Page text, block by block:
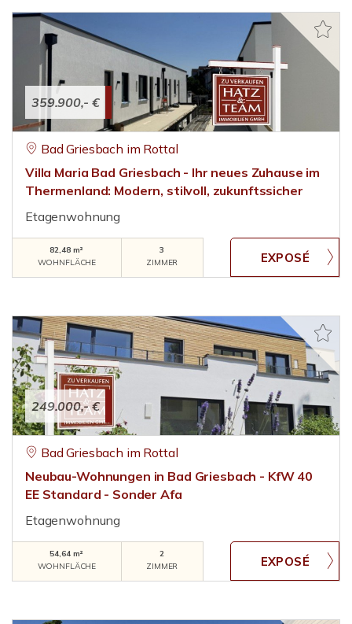
359.900,- €
Bad Griesbach im Rottal
Villa Maria Bad Griesbach - Ihr neues Zuhause im
Thermenland: Modern, stilvoll, zukunftssicher
Etagenwohnung
82,48 m²
WOHNFLÄCHE
3
ZIMMER
249.000,- €
Bad Griesbach im Rottal
Neubau-Wohnungen in Bad Griesbach - KfW 40
EE Standard - Sonder Afa
Etagenwohnung
54,64 m²
WOHNFLÄCHE
2
ZIMMER